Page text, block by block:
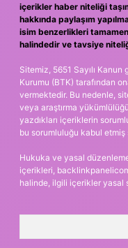
içerikler haber niteliği
hakkında paylaşım
isim benzerlikleri
halindedir ve tavsiye
Sitemiz, 5651 Sayılı
Kurumu (BTK) tarafından
vermektedir. Bu nedenle,
veya araştırma
yazdıkları içeriklerin
bu sorumluluğu kabul etmiş
Hukuka ve yasal
içerikleri,
halinde, ilgili içerikler yasal